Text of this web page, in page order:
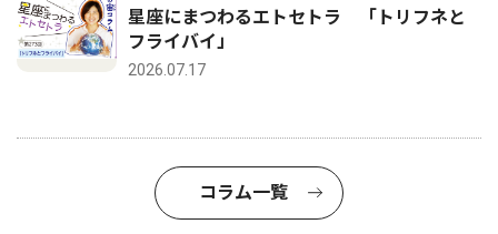
星座にまつわるエトセトラ 「トリフネと
フライバイ」
2026.07.17
コラム一覧